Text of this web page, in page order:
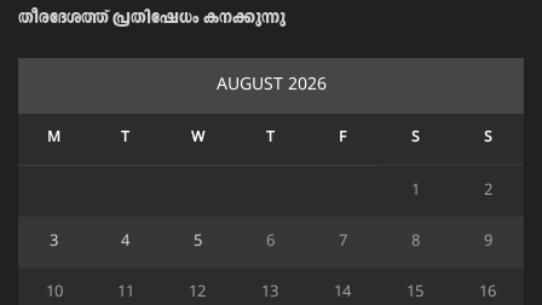
തീരദേശത്ത് പ്രതിഷേധം കനക്കുന്നു
AUGUST 2026
M T W T F S S
1 2
3 4 5 6 7 8 9
10 11 12 13 14 15 16